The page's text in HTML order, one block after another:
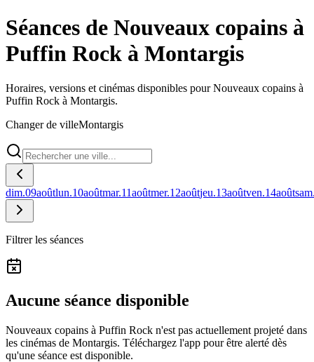
Séances de Nouveaux copains à
Puffin Rock à Montargis
Horaires, versions et cinémas disponibles pour Nouveaux copains à
Puffin Rock à Montargis.
Changer de villeMontargis
dim.09aoûtlun.10aoûtmar.11aoûtmer.12aoûtjeu.13aoûtven.14août
Filtrer les séances
Aucune séance disponible
Nouveaux copains à Puffin Rock n'est pas actuellement projeté dans
les cinémas de Montargis. Téléchargez l'app pour être alerté dès
qu'une séance est disponible.